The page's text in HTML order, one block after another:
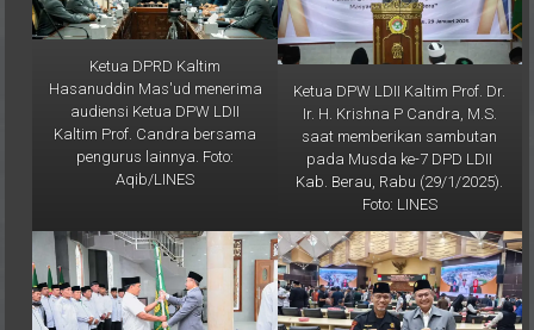
Ketua DPRD Kaltim
Hasanuddin Mas'ud menerima
audiensi Ketua DPW LDII
Kaltim Prof. Candra bersama
pengurus lainnya. Foto:
Aqib/LINES
Ketua DPW LDII Kaltim Prof. Dr.
Ir. H. Krishna P Candra, M.S.
saat memberikan sambutan
pada Musda ke-7 DPD LDII
Kab. Berau, Rabu (29/1/2025).
Foto: LINES